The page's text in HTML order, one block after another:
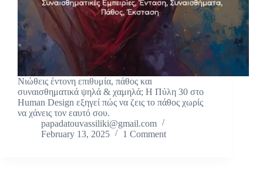
Νιώθεις έντονη επιθυμία, πάθος και
συναισθηματικά ψηλά & χαμηλά; Η Πύλη 30 στο
Human Design εξηγεί πώς να ζεις το πάθος χωρίς
να χάνεις τον εαυτό σου.
papadatouvassiliki@gmail.com
February 13, 2025
1 Comment